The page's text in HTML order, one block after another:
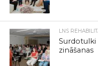
LNS
zināšanas